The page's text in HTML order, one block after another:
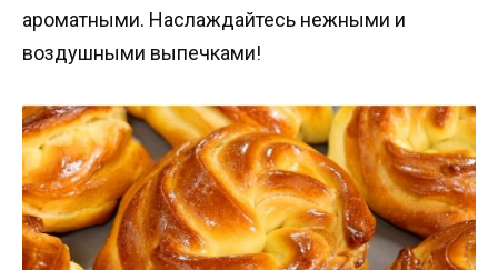
ароматными. Наслаждайтесь нежными и
воздушными выпечками!